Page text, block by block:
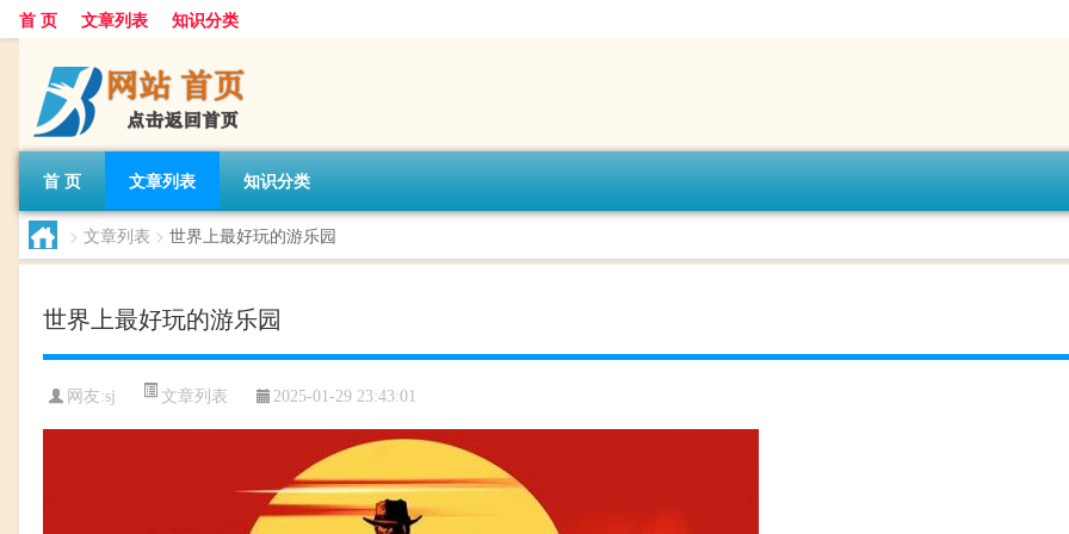
首 页 文章列表 知识分类
首 页 文章列表 知识分类
> 文章列表 > 世界上最好玩的游乐园
世界上最好玩的游乐园
网友:sj 文章列表 2025-01-29 23:43:01